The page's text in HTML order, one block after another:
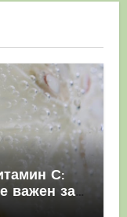
С:
важен за